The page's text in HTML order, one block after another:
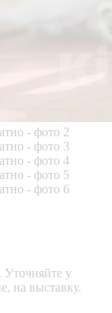
Уточняйте у
на выставку.